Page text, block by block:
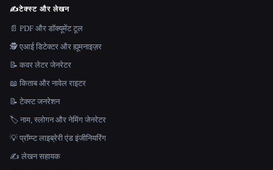
✍️टेक्स्ट और लेखन
📄 PDF और डॉक्यूमेंट टूल
🕵️ एआई डिटेक्टर और ह्यूमनाइज़र
📝 कवर लेटर जेनरेटर
📖 किताब और नावेल राइटर
📝 टेक्स्ट जनरेशन
🏷️ नाम, स्लोगन और नेमिंग जेनरेटर
💡 प्रॉम्प्ट लाइब्रेरी एंड इंजीनियरिंग
✍️ लेखन सहायक